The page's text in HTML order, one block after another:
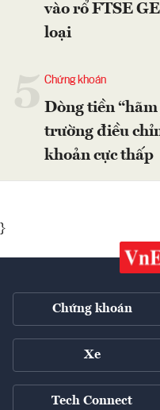
vào rổ FTSE
loại
Chứng khoán
Dòng tiền
trường điều
khoản cực thấp
}
Chứng khoán
Xe
Tech Connect